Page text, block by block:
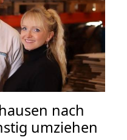
nach
umziehen